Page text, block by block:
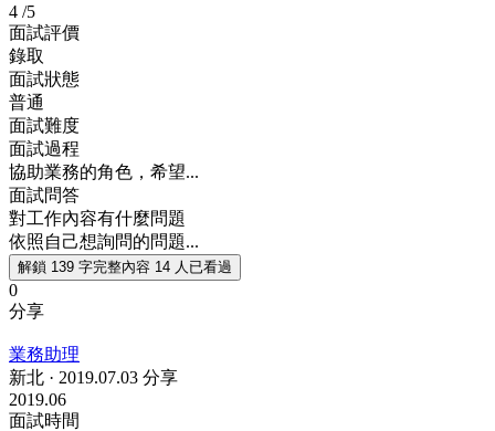
4 /5
面試評價
錄取
面試狀態
普通
面試難度
面試過程
協助業務的角色，希望...
面試問答
對工作內容有什麼問題
依照自己想詢問的問題...
解鎖 139 字完整內容 14 人已看過
0
分享
業務助理
新北 · 2019.07.03 分享
2019.06
面試時間